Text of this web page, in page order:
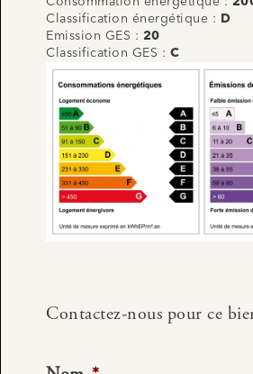
Classification énergétique :
D
Emission GES : 20
Classification GES : C
Contactez-nous pour ce